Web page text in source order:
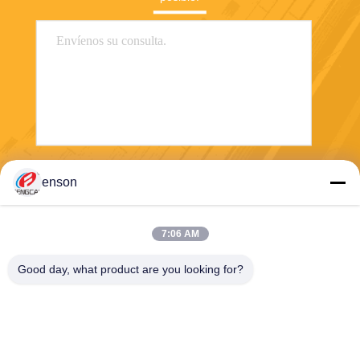
enson
7:06 AM
Good day, what product are you looking for?